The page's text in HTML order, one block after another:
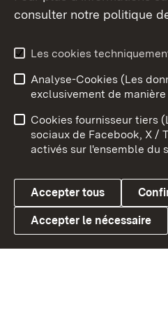
Aperçu des thèmes
Link zum Landesportal
Conseils d'utilisation
Cookies
consulter notre politique
Les cookies
Analyse-Cookies (Les
exclusivement de manière
Cookies fournisseur tiers
sociaux de Facebook, X /
activés sur l'ensemble du
Accepter tous
Accepter le nécessaire